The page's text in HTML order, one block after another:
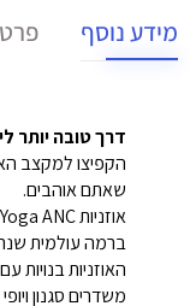
מידע נוסף
דרך טובה יותר
הקפיצו למקצב
שאתם אוהבים.
ברמה עולמית
האוזניות בנויות
משדרים סגנון